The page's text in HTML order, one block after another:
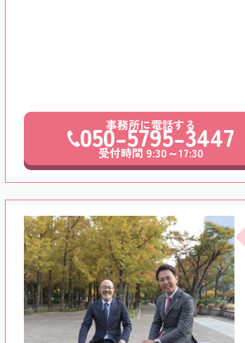
事務所に電話する
050-5795-3447
受付時間 9:30～17:30